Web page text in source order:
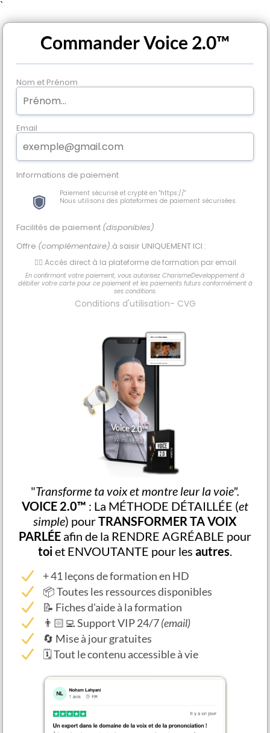
`
Commander Voice 2.0™
Nom et Prénom
Email
Informations de paiement
Paiement sécurisé et crypté en "https://"
Nous utilisons des plateformes de paiement sécurisées.
Facilités de paiement (disponibles)
Offre (complémentaire).à saisir UNIQUEMENT ICI :
👉🏻 Accès direct à la plateforme de formation par email
En confirmant votre paiement, vous autorisez CharismeDeveloppement à
débiter votre carte pour ce paiement et les paiements futurs conformément à
ses conditions.
Conditions d'utilisation- CVG
"Transforme ta voix et montre leur la voie".
VOICE 2.0™ : La MÉTHODE DÉTAILLÉE (et
simple) pourTRANSFORMER TA VOIX
PARLÉE afin de la RENDRE AGRÉABLE pour
toiet ENVOUTANTE pour les autres.
+ 41 leçons de formation en HD
📦 Toutes les ressources disponibles
📝 Fiches d'aide à la formation
👨🏻‍💻 Support VIP 24/7(email)
🔄 Mise à jour gratuites
🗓 Tout le contenu accessible à vie